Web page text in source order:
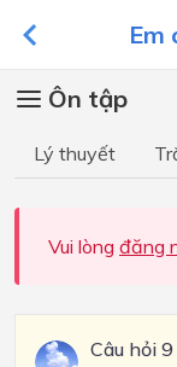
Em
Ôn tập
Lý thuyết
Vui lòng đăng
Câu hỏi 9